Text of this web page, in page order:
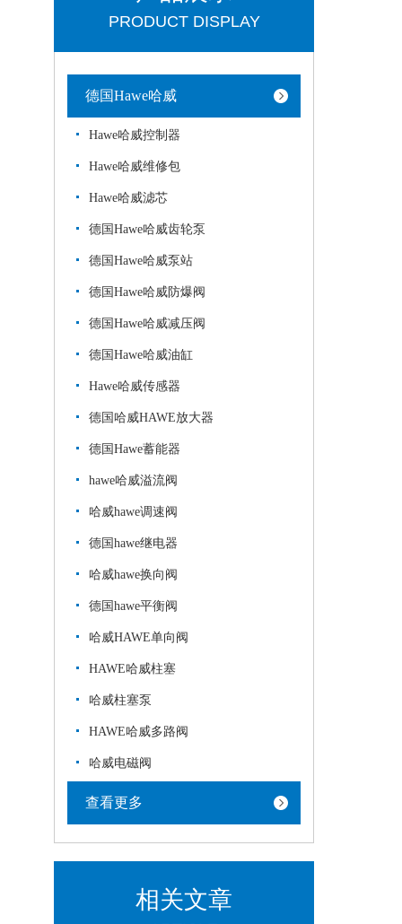
PRODUCT DISPLAY
德国Hawe哈威
Hawe哈威控制器
Hawe哈威维修包
Hawe哈威滤芯
德国Hawe哈威齿轮泵
德国Hawe哈威泵站
德国Hawe哈威防爆阀
德国Hawe哈威减压阀
德国Hawe哈威油缸
Hawe哈威传感器
德国哈威HAWE放大器
德国Hawe蓄能器
hawe哈威溢流阀
哈威hawe调速阀
德国hawe继电器
哈威hawe换向阀
德国hawe平衡阀
哈威HAWE单向阀
HAWE哈威柱塞
哈威柱塞泵
HAWE哈威多路阀
哈威电磁阀
查看更多
相关文章